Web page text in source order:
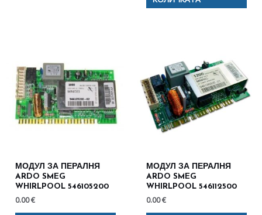
МОДУЛ ЗА ПЕРАЛНЯ
ARDO SMEG
WHIRLPOOL 546105200
0.00€
МОДУЛ ЗА ПЕРАЛНЯ
ARDO SMEG
WHIRLPOOL 546112500
0.00€